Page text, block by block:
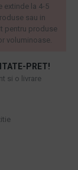
PRET!
si o livrare
extinde la 4-5
sau in
pentru produse
voluminoase.